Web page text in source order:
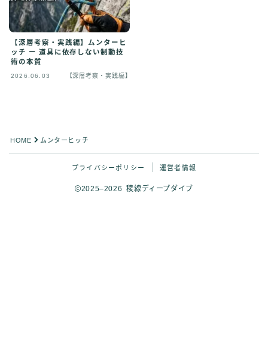
【深層考察・実践編】ムンターヒ
ッチ ー 道具に依存しない制動技
術の本質
2026.06.03 【深層考察・実践編】
HOME ムンターヒッチ
プライバシーポリシー 運営者情報
2025–2026 稜線ディープダイブ